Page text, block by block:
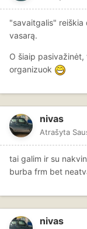
"savaitgalis" reiškia
vasarą.
O šiaip
organizuok
nivas
Atrašyta
tai galim ir su
burba frm bet
nivas